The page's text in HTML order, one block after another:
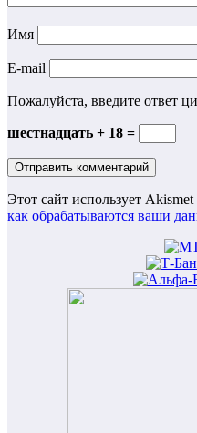
Имя
E-mail
Пожалуйста, введите ответ
шестнадцать + 18 =
Этот сайт использует
как обрабатываются ваши